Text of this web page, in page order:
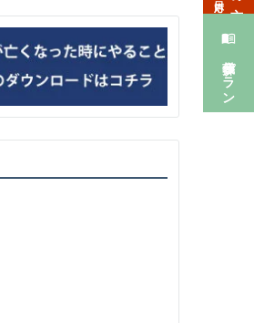
葬儀プラン